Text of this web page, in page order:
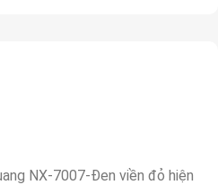
NX-7007-Đen viền đỏ hiện